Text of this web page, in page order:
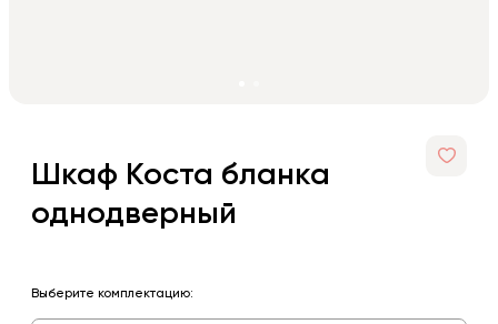
Шкаф Коста бланка
однодверный
Выберите комплектацию: